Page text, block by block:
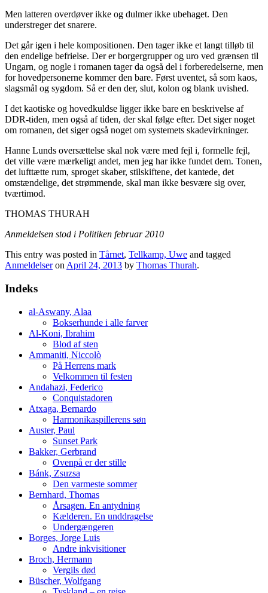
Men latteren overdøver ikke og dulmer ikke ubehaget. Den
understreger det snarere.
Det går igen i hele kompositionen. Den tager ikke et langt tilløb til
den endelige befrielse. Der er borgergrupper og uro ved grænsen til
Ungarn, og nogle i romanen tager da også del i forberedelserne, men
for hovedpersonerne kommer den bare. Først uventet, så som kaos,
slagsmål og sygdom. Så er den der, slut, kolon og blank uvished.
I det kaotiske og hovedkuldse ligger ikke bare en beskrivelse af
DDR-tiden, men også af tiden, der skal følge efter. Det siger noget
om romanen, det siger også noget om systemets skadevirkninger.
Hanne Lunds oversættelse skal nok være med fejl i, formelle fejl,
det ville være mærkeligt andet, men jeg har ikke fundet dem. Tonen,
det lufttætte rum, sproget skaber, stilskiftene, det kantede, det
omstændelige, det strømmende, skal man ikke besvære sig over,
tværtimod.
THOMAS THURAH
Anmeldelsen stod i Politiken februar 2010
This entry was posted in Tårnet, Tellkamp, Uwe and tagged
Anmeldelseron April 24, 2013 by Thomas Thurah.
Indeks
al-Aswany, Alaa
Bokserhunde i alle farver
Al-Koni, Ibrahim
Blod af sten
Ammaniti, Niccolò
På Herrens mark
Velkommen til festen
Andahazi, Federico
Conquistadoren
Atxaga, Bernardo
Harmonikaspillerens søn
Auster, Paul
Sunset Park
Bakker, Gerbrand
Ovenpå er der stille
Bánk, Zsuzsa
Den varmeste sommer
Bernhard, Thomas
Årsagen. En antydning
Kælderen. En unddragelse
Undergængeren
Borges, Jorge Luis
Andre inkvisitioner
Broch, Hermann
Vergils død
Büscher, Wolfgang